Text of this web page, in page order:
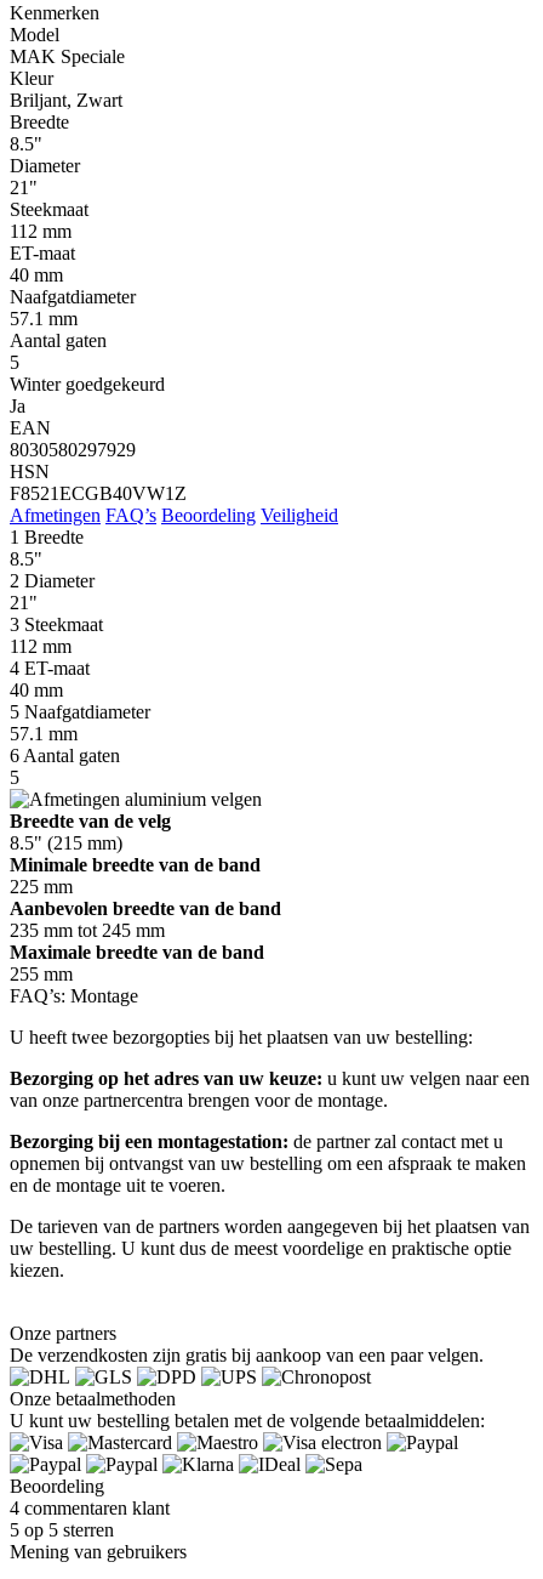
Kenmerken
Model
MAK Speciale
Kleur
Briljant, Zwart
Breedte
8.5"
Diameter
21"
Steekmaat
112 mm
ET-maat
40 mm
Naafgatdiameter
57.1 mm
Aantal gaten
5
Winter goedgekeurd
Ja
EAN
8030580297929
HSN
F8521ECGB40VW1Z
Afmetingen FAQ’s Beoordeling Veiligheid
1 Breedte
8.5"
2 Diameter
21"
3 Steekmaat
112 mm
4 ET-maat
40 mm
5 Naafgatdiameter
57.1 mm
6 Aantal gaten
5
Breedte van de velg
8.5" (215 mm)
Minimale breedte van de band
225 mm
Aanbevolen breedte van de band
235 mm tot 245 mm
Maximale breedte van de band
255 mm
FAQ’s: Montage
U heeft twee bezorgopties bij het plaatsen van uw bestelling:
Bezorging op het adres van uw keuze: u kunt uw velgen naar een
van onze partnercentra brengen voor de montage.
Bezorging bij een montagestation: de partner zal contact met u
opnemen bij ontvangst van uw bestelling om een afspraak te maken
en de montage uit te voeren.
De tarieven van de partners worden aangegeven bij het plaatsen van
uw bestelling. U kunt dus de meest voordelige en praktische optie
kiezen.
Onze partners
De verzendkosten zijn gratis bij aankoop van een paar velgen.
Onze betaalmethoden
U kunt uw bestelling betalen met de volgende betaalmiddelen:
Beoordeling
4 commentaren klant
5 op 5 sterren
Mening van gebruikers